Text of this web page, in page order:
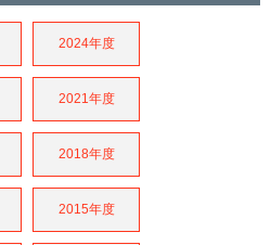
2024年度
2021年度
2018年度
2015年度